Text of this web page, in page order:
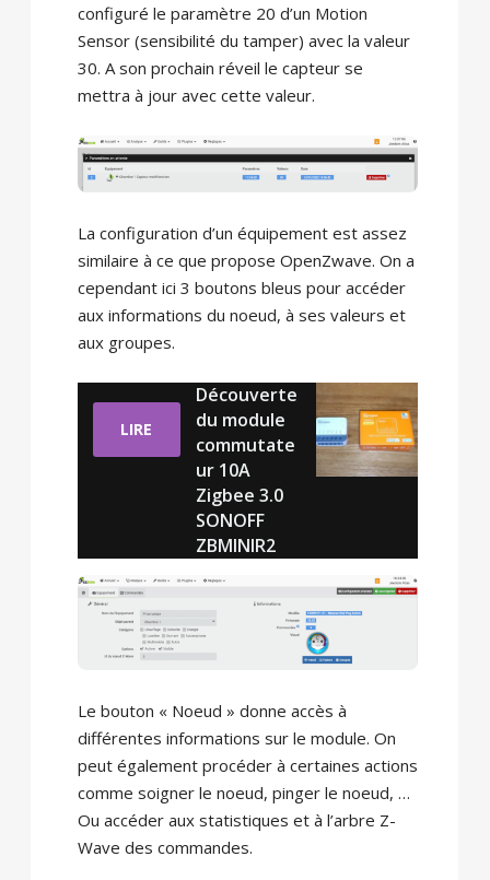
configuré le paramètre 20 d’un Motion
Sensor (sensibilité du tamper) avec la valeur
30. A son prochain réveil le capteur se
mettra à jour avec cette valeur.
La configuration d’un équipement est assez
similaire à ce que propose OpenZwave. On a
cependant ici 3 boutons bleus pour accéder
aux informations du noeud, à ses valeurs et
aux groupes.
LIRE
Découverte
du module
commutate
ur 10A
Zigbee 3.0
SONOFF
ZBMINIR2
Le bouton « Noeud » donne accès à
différentes informations sur le module. On
peut également procéder à certaines actions
comme soigner le noeud, pinger le noeud, …
Ou accéder aux statistiques et à l’arbre Z-
Wave des commandes.